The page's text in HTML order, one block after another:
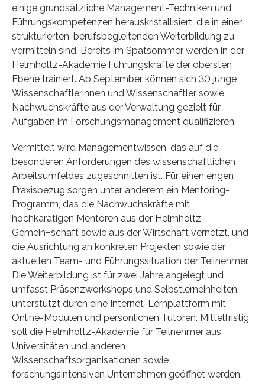
einige grundsätzliche Management-Techniken und
Führungskompetenzen herauskristallisiert, die in einer
strukturierten, berufsbegleitenden Weiterbildung zu
vermitteln sind. Bereits im Spätsommer werden in der
Helmholtz-Akademie Führungskräfte der obersten
Ebene trainiert. Ab September können sich 30 junge
Wissenschaftlerinnen und Wissenschaftler sowie
Nachwuchskräfte aus der Verwaltung gezielt für
Aufgaben im Forschungsmanagement qualifizieren.
Vermittelt wird Managementwissen, das auf die
besonderen Anforderungen des wissenschaftlichen
Arbeitsumfeldes zugeschnitten ist. Für einen engen
Praxisbezug sorgen unter anderem ein Mentoring-
Programm, das die Nachwuchskräfte mit
hochkarätigen Mentoren aus der Helmholtz-
Gemein¬schaft sowie aus der Wirtschaft vernetzt, und
die Ausrichtung an konkreten Projekten sowie der
aktuellen Team- und Führungssituation der Teilnehmer.
Die Weiterbildung ist für zwei Jahre angelegt und
umfasst Präsenzworkshops und Selbstlerneinheiten,
unterstützt durch eine Internet-Lernplattform mit
Online-Modulen und persönlichen Tutoren. Mittelfristig
soll die Helmholtz-Akademie für Teilnehmer aus
Universitäten und anderen
Wissenschaftsorganisationen sowie
forschungsintensiven Unternehmen geöffnet werden.